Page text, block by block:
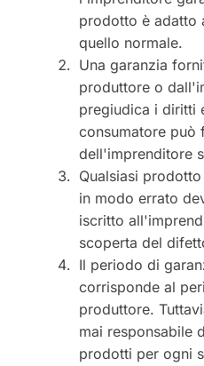
prodotto è adatto
quello normale.
Una garanzia
produttore o
pregiudica i diritti
consumatore può
dell'imprenditore
Qualsiasi
in modo errato
iscritto
scoperta del
Il periodo di
corrisponde al
produttore.
mai responsabile
prodotti per ogni